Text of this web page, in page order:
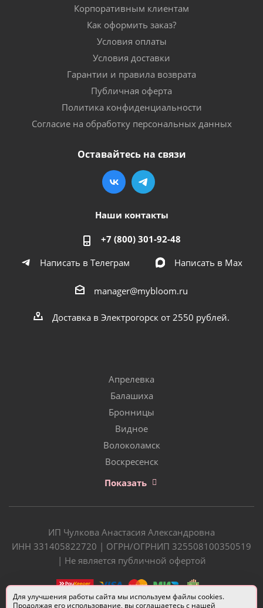
Корпоративным клиентам
Как оформить заказ?
Условия оплаты
Условия доставки
Гарантии и правила возврата
Публичная оферта
Политика конфиденциальности
Согласие на обработку персональных данных
Оставайтесь на связи
Наши контакты
+7 (800) 301-92-48
Написать в Телеграм
Написать в Мах
manager@mybloom.ru
Доставка в Электрогорск от 2550 рублей.
Апрелевка
Балашиха
Бронницы
Видное
Волоколамск
Воскресенск
Показать
ИП Чулкова Анастасия Александровна
ИНН 331405822720 | ОГРН/ОГРНИП 325508100350519
| Не является публичной офертой
Для улучшения работы сайта мы используем файлы cookies.
Продолжая его использование, вы соглашаетесь с нашей